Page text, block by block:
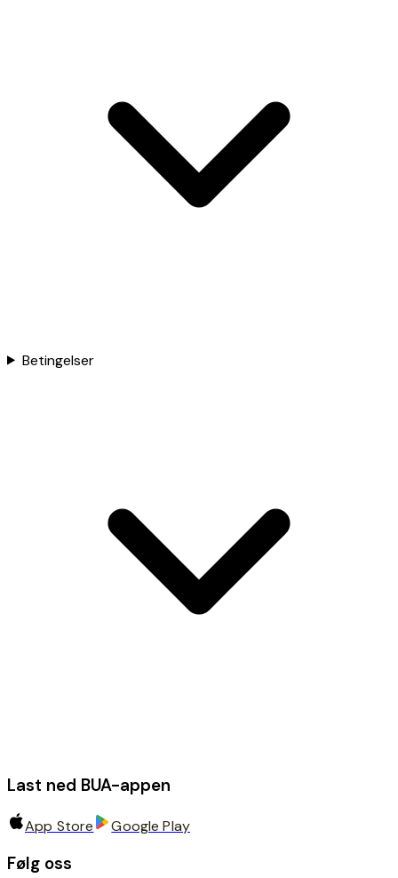
Betingelser
Last ned BUA-appen
App Store Google Play
Følg oss